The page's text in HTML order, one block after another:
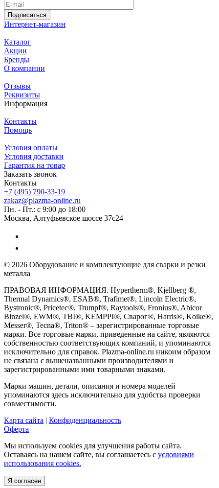
Подписаться
Интернет-магазин
Каталог
Акции
Бренды
О компании
Отзывы
Реквизиты
Информация
Контакты
Помощь
Условия оплаты
Условия доставки
Гарантия на товар
Заказать звонок
Контакты
+7 (495) 790-33-19
zakaz@plazma-online.ru
Пн. - Пт.: с 9:00 до 18:00
Москва, Алтуфьевское шоссе 37с24
© 2026 Оборудование и комплектующие для сварки и резки
металла
ПРАВОВАЯ ИНФОРМАЦИЯ. Hypertherm®, Kjellberg ®,
Thermal Dynamics®, ESAB®, Trafimet®, Lincoln Electric®,
Bystronic®, Pricetec®, Trumpf®, Raytools®, Fronius®, Abicor
Binzel®, EWM®, TBI®, KEMPPI®, Сварог®, Harris®, Koike®,
Messer®, Tecna®, Triton® – зарегистрированные торговые
марки. Все торговые марки, приведенные на сайте, являются
собственностью соответствующих компаний, и упоминаются
исключительно для справок. Plazma-online.ru никоим образом
не связана с вышеназванными производителями и
зарегистрированными ими товарными знаками.
Марки машин, детали, описания и номера моделей
упоминаются здесь исключительно для удобства проверки
совместимости.
Карта сайта | Конфиденциальность
Оферта
Мы используем cookies для улучшения работы сайта.
Оставаясь на нашем сайте, вы соглашаетесь с условиями
использования cookies.
Я согласен